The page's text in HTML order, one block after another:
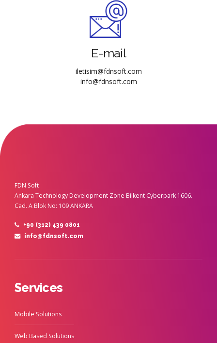
E-mail
iletisim@fdnsoft.com
info@fdnsoft.com
FDN Soft
Ankara Technology Development Zone Bilkent Cyberpark 1606.
Cad. A Blok No: 109 ANKARA
+90 (312) 439 0801
info@fdnsoft.com
Services
Mobile Solutions
Web Based Solutions